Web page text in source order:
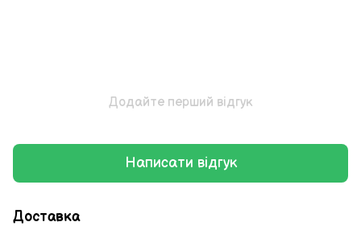
Додайте перший відгук
Написати відгук
Доставка